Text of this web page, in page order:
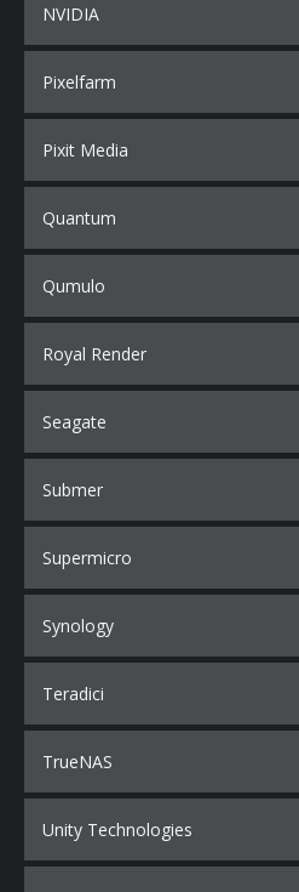
NVIDIA
Pixelfarm
Pixit Media
Quantum
Qumulo
Royal Render
Seagate
Submer
Supermicro
Synology
Teradici
TrueNAS
Unity Technologies